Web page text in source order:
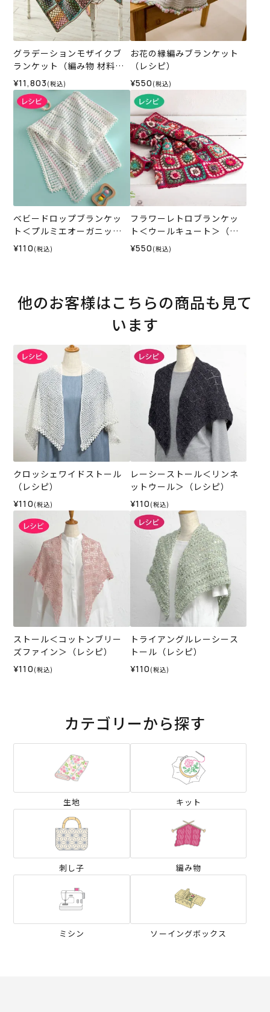
グラデーションモザイクブ
ランケット（編み物 材料セ
ット）
¥11,803 (税込)
お花の縁編みブランケット
（レシピ）
¥550 (税込)
ベビードロップブランケッ
ト＜プルミエオーガニック
コットン＞（レシピ）
¥110 (税込)
フラワーレトロブランケッ
ト＜ウールキュート＞（レ
シピ）
¥550 (税込)
他のお客様はこちらの商品も見て
います
クロッシェワイドストール
（レシピ）
¥110 (税込)
レーシーストール＜リンネ
ットウール＞（レシピ）
¥110 (税込)
ストール＜コットンブリー
ズファイン＞（レシピ）
¥110 (税込)
トライアングルレーシース
トール（レシピ）
¥110 (税込)
カテゴリーから探す
生地 キット
刺し子 編み物
ミシン ソーイングボックス